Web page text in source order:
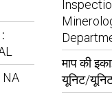
NA
माप की
यूनिट/